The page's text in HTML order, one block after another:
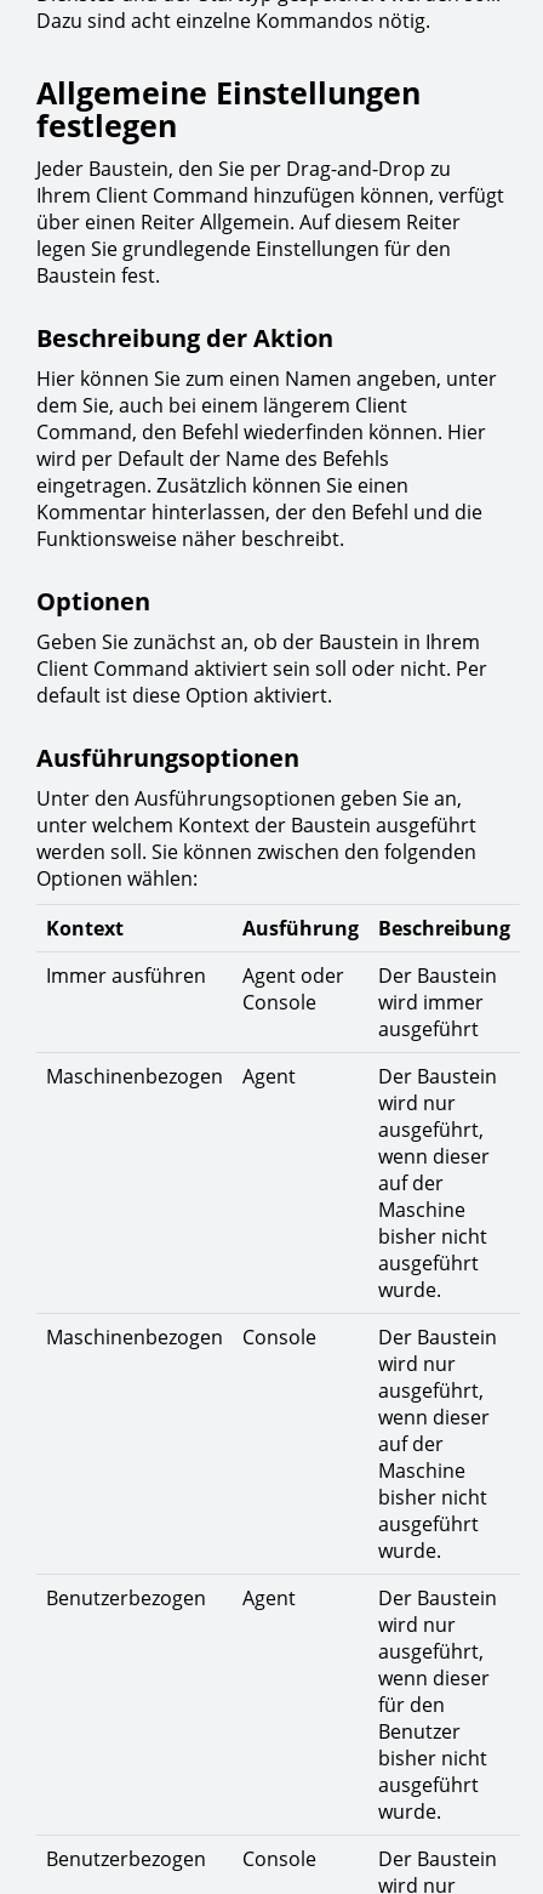
Dazu sind acht einzelne Kommandos nötig.
Allgemeine Einstellungen
festlegen
Jeder Baustein, den Sie per Drag-and-Drop zu
Ihrem Client Command hinzufügen können, verfügt
über einen Reiter Allgemein. Auf diesem Reiter
legen Sie grundlegende Einstellungen für den
Baustein fest.
Beschreibung der Aktion
Hier können Sie zum einen Namen angeben, unter
dem Sie, auch bei einem längerem Client
Command, den Befehl wiederfinden können. Hier
wird per Default der Name des Befehls
eingetragen. Zusätzlich können Sie einen
Kommentar hinterlassen, der den Befehl und die
Funktionsweise näher beschreibt.
Optionen
Geben Sie zunächst an, ob der Baustein in Ihrem
Client Command aktiviert sein soll oder nicht. Per
default ist diese Option aktiviert.
Ausführungsoptionen
Unter den Ausführungsoptionen geben Sie an,
unter welchem Kontext der Baustein ausgeführt
werden soll. Sie können zwischen den folgenden
Optionen wählen:
Kontext
Ausführung
Beschreibung
Immer ausführen
Agent oder
Console
Der Baustein
wird immer
ausgeführt
Maschinenbezogen
Agent
Der Baustein
wird nur
ausgeführt,
wenn dieser
auf der
Maschine
bisher nicht
ausgeführt
wurde.
Maschinenbezogen
Console
Der Baustein
wird nur
ausgeführt,
wenn dieser
auf der
Maschine
bisher nicht
ausgeführt
wurde.
Benutzerbezogen
Agent
Der Baustein
wird nur
ausgeführt,
wenn dieser
für den
Benutzer
bisher nicht
ausgeführt
wurde.
Benutzerbezogen
Console
Der Baustein
wird nur